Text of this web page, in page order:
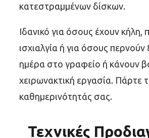
κατεστραμμένων δίσκων.
Ιδανικό για όσους έχουν κήλη,
ισχιαλγία ή για όσους
ημέρα στο γραφείο ή κάνουν
χειρωνακτική εργασία. Πάρτε
καθημερινότητάς σας.
Τεχνικές